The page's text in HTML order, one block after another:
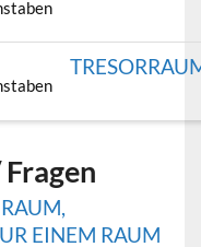
EINEM RAUM